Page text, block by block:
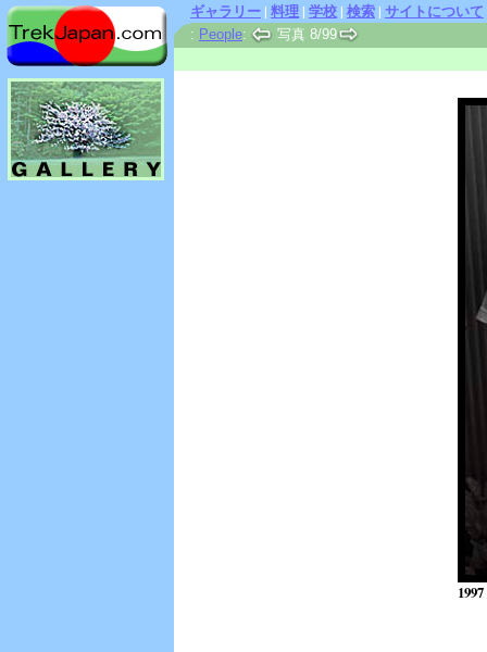
ギャラリー | 料理 | 学校 | 検索 | サイトについて
: People: 写真 8/99